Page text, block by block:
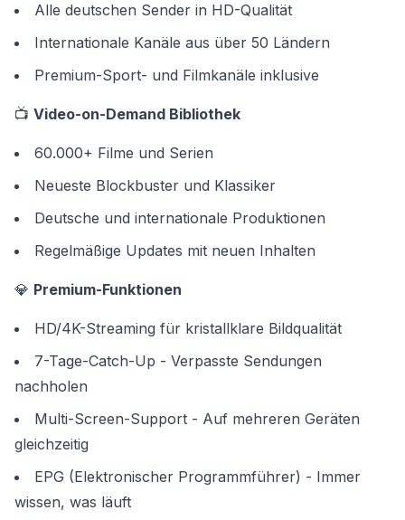
Alle deutschen Sender in HD-Qualität
Internationale Kanäle aus über 50 Ländern
Premium-Sport- und Filmkanäle inklusive
📺 Video-on-Demand Bibliothek
60.000+ Filme und Serien
Neueste Blockbuster und Klassiker
Deutsche und internationale Produktionen
Regelmäßige Updates mit neuen Inhalten
💎 Premium-Funktionen
HD/4K-Streaming für kristallklare Bildqualität
7-Tage-Catch-Up - Verpasste Sendungen
nachholen
Multi-Screen-Support - Auf mehreren Geräten
gleichzeitig
EPG (Elektronischer Programmführer) - Immer
wissen, was läuft